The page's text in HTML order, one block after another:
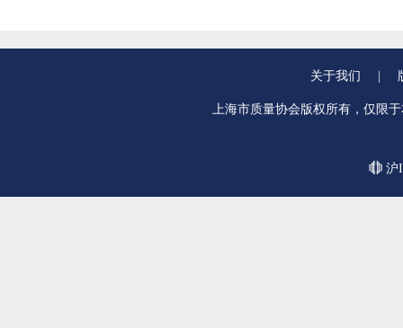
关于我们
上海市质量协会版权所有，仅限
沪